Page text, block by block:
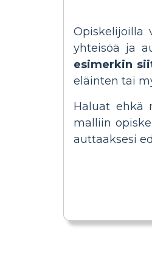
Opiskelijoilla
yhteisöä ja
esimerkin
eläinten tai
Haluat ehkä
malliin
auttaaksesi